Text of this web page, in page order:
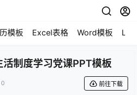
模板 Excel表格 Word模板
制度学习党课PPT模板
0 前往下载